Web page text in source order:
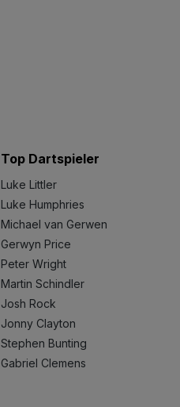
Top Dartspieler
Luke Littler
Luke Humphries
Michael van Gerwen
Gerwyn Price
Peter Wright
Martin Schindler
Josh Rock
Jonny Clayton
Stephen Bunting
Gabriel Clemens